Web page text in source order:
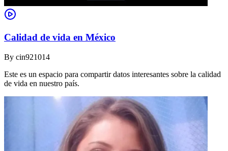
Calidad de vida en México
By cin921014
Este es un espacio para compartir datos interesantes sobre la calidad
de vida en nuestro país.